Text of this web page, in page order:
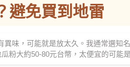
避免買到地雷
味，可能就是放太久。我通常選知
粉大約50-80元台幣，太便宜的可能